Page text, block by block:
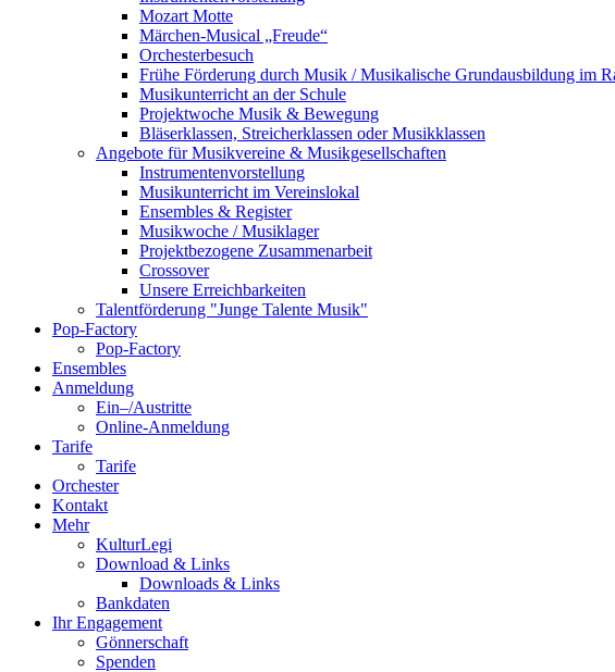
Mozart Motte
Märchen-Musical „Freude“
Orchesterbesuch
Frühe Förderung durch Musik / Musikalische Grundausbildung im
Musikunterricht an der Schule
Projektwoche Musik & Bewegung
Bläserklassen, Streicherklassen oder Musikklassen
Angebote für Musikvereine & Musikgesellschaften
Instrumentenvorstellung
Musikunterricht im Vereinslokal
Ensembles & Register
Musikwoche / Musiklager
Projektbezogene Zusammenarbeit
Crossover
Unsere Erreichbarkeiten
Talentförderung "Junge Talente Musik"
Pop-Factory
Pop-Factory
Ensembles
Anmeldung
Ein–/Austritte
Online-Anmeldung
Tarife
Tarife
Orchester
Kontakt
Mehr
KulturLegi
Download & Links
Downloads & Links
Bankdaten
Ihr Engagement
Gönnerschaft
Spenden